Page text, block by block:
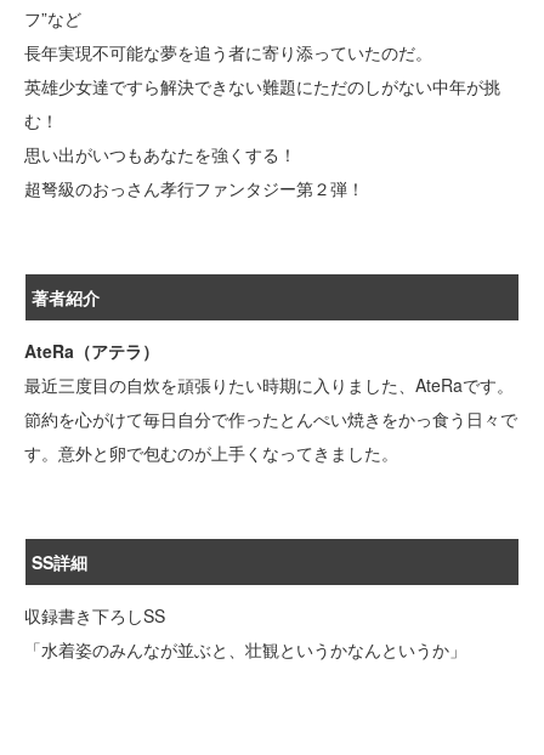
フ”など
長年実現不可能な夢を追う者に寄り添っていたのだ。
英雄少女達ですら解決できない難題にただのしがない中年が挑
む！
思い出がいつもあなたを強くする！
超弩級のおっさん孝行ファンタジー第２弾！
著者紹介
AteRa（アテラ）
最近三度目の自炊を頑張りたい時期に入りました、AteRaです。
節約を心がけて毎日自分で作ったとんぺい焼きをかっ食う日々で
す。意外と卵で包むのが上手くなってきました。
SS詳細
収録書き下ろしSS
「水着姿のみんなが並ぶと、壮観というかなんというか」